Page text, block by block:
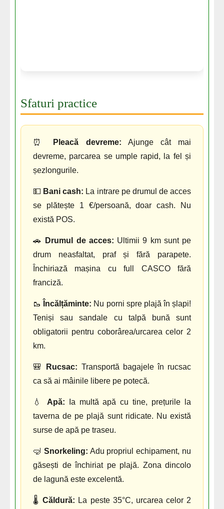
Sfaturi practice
⏰ Pleacă devreme: Ajunge cât mai
devreme, parcarea se umple rapid, la fel și
șezlongurile.
💵 Bani cash: La intrare pe drumul de acces
se plătește 1 €/persoană, doar cash. Nu
există POS.
🚗 Drumul de acces: Ultimii 9 km sunt pe
drum neasfaltat, praf și fără parapete.
Închiriază mașina cu full CASCO fără
franciză.
🥾 Încălțăminte: Nu porni spre plajă în șlapi!
Teniși sau sandale cu talpă bună sunt
obligatorii pentru coborârea/urcarea celor 2
km.
🎒 Rucsac: Transportă bagajele în rucsac
ca să ai mâinile libere pe potecă.
💧 Apă: Ia multă apă cu tine, prețurile la
taverna de pe plajă sunt ridicate. Nu există
surse de apă pe traseu.
🤿 Snorkeling: Adu propriul echipament, nu
găsești de închiriat pe plajă. Zona dincolo
de lagună este excelentă.
🌡️Căldură: La peste 35°C, urcarea celor 2